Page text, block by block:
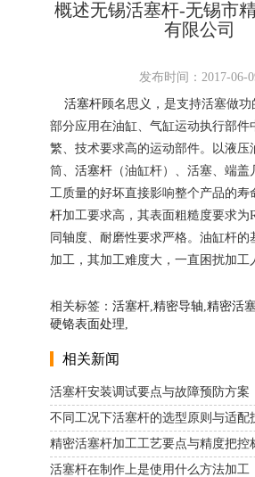
概述无锡活塞杆-无锡市
有限公司
发布时间：2017-06-
活塞杆顾名思义，是支持活塞做
部分应用在油缸、气缸运动执行部件
繁、技术要求高的运动部件。以液压
筒、 活塞杆（油缸杆）、活塞、端盖
工质量的好坏直接影响整个产品的寿
杆加工要求高，其表面粗糙度要求为
同轴度、耐磨性要求严格。油缸杆的
加工，其加工难度大，一直困扰加工
相关标签： 活塞杆,精密导轴,精密活
硬铬表面处理,
相关新闻
活塞杆安装调试要点与故障预防方案
不同工况下活塞杆的选型原则与适配
精密活塞杆加工工艺要点与精度把控
活塞杆在制作上是使用什么方法加工